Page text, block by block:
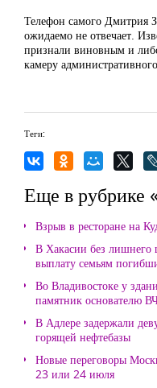
Телефон самого Дмитрия
ожидаемо не отвечает.
признали виновным и
камеру
Теги:
Еще в рубрике
Взрыв в ресторане на
В Хакасии без
выплату семьям
Во Владивостоке у
памятник основателю
В Адлере задержали
горящей нефтебазы
Новые переговоры
23 или 24 июля